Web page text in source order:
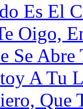
Es El
Oigo,
Se Abre
A Tu
Que